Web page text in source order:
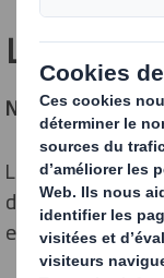
Les 4
Notre proposition
La proposition de
de tous les
en utilisant nos